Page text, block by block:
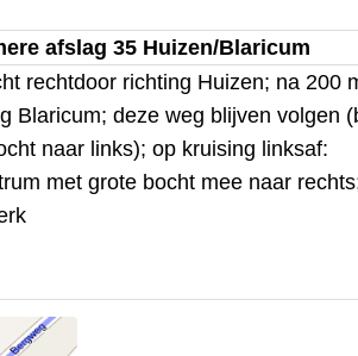
afslag 35 Huizen/Blaricum
rechtdoor richting Huizen; na 200
Blaricum; deze weg blijven volgen
naar links); op kruising linksaf:
met grote bocht mee naar